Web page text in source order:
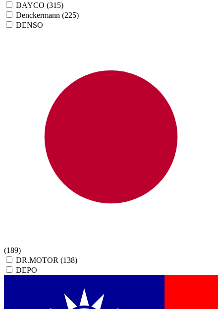
DAYCO (315)
Denckermann (225)
DENSO
(189)
DR.MOTOR (138)
DEPO